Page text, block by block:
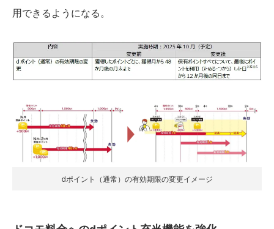
用できるようになる。
dポイント（通常）の有効期限の変更イメージ